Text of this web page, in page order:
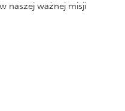
naszej ważnej misji